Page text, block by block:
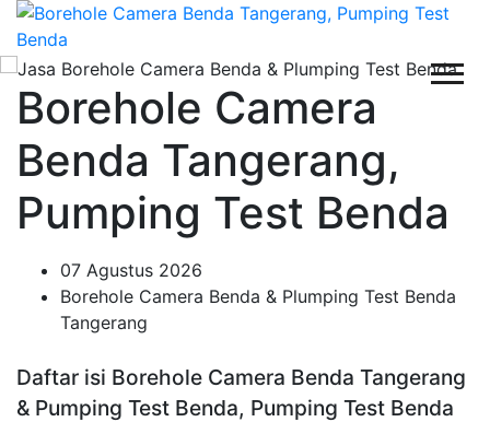
Borehole Camera
Benda Tangerang,
Pumping Test Benda
07 Agustus 2026
Borehole Camera Benda & Plumping Test Benda
Tangerang
Daftar isi Borehole Camera Benda Tangerang
& Pumping Test Benda, Pumping Test Benda